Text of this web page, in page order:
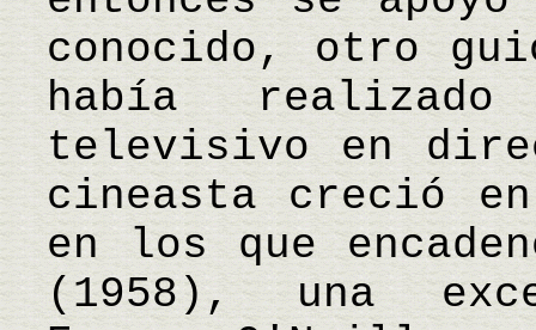
conocido, otro
había
televisivo en
cineasta creció
en los que
(1958), una